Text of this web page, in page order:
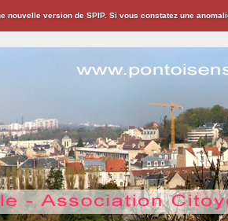
nouvelle version de SPIP. Si vous constatez une